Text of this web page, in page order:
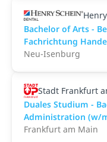
Bachelor of Arts -
Fachrichtung
Neu-Isenburg
Stadt Frankfurt
Duales Studium -
Administration (w/
Frankfurt am Main